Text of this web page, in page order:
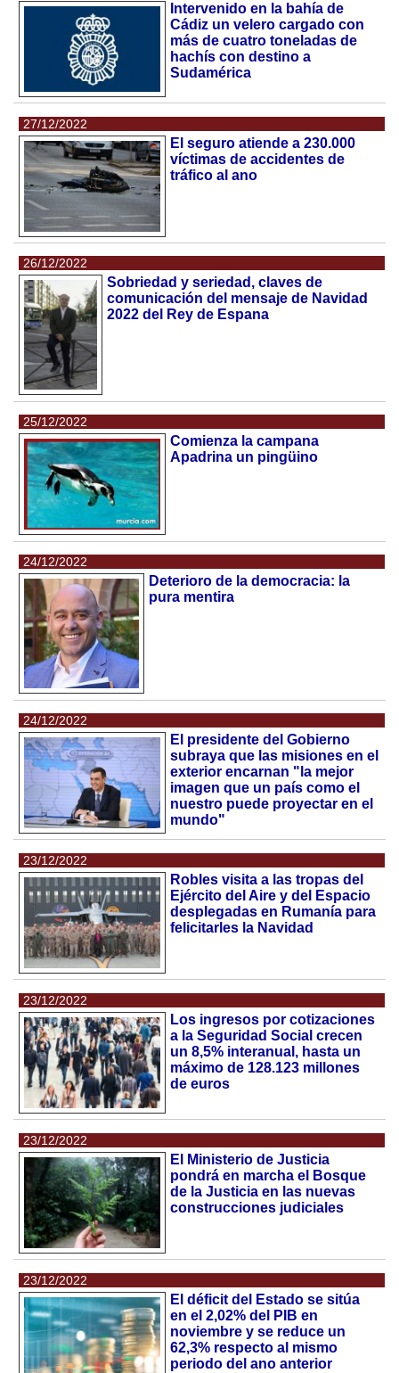
Intervenido en la bahía de
Cádiz un velero cargado con
más de cuatro toneladas de
hachís con destino a
Sudamérica
27/12/2022
El seguro atiende a 230.000
víctimas de accidentes de
tráfico al ano
26/12/2022
Sobriedad y seriedad, claves de
comunicación del mensaje de Navidad
2022 del Rey de Espana
25/12/2022
Comienza la campana
Apadrina un pingüino
24/12/2022
Deterioro de la democracia: la
pura mentira
24/12/2022
El presidente del Gobierno
subraya que las misiones en el
exterior encarnan "la mejor
imagen que un país como el
nuestro puede proyectar en el
mundo"
23/12/2022
Robles visita a las tropas del
Ejército del Aire y del Espacio
desplegadas en Rumanía para
felicitarles la Navidad
23/12/2022
Los ingresos por cotizaciones
a la Seguridad Social crecen
un 8,5% interanual, hasta un
máximo de 128.123 millones
de euros
23/12/2022
El Ministerio de Justicia
pondrá en marcha el Bosque
de la Justicia en las nuevas
construcciones judiciales
23/12/2022
El déficit del Estado se sitúa
en el 2,02% del PIB en
noviembre y se reduce un
62,3% respecto al mismo
periodo del ano anterior